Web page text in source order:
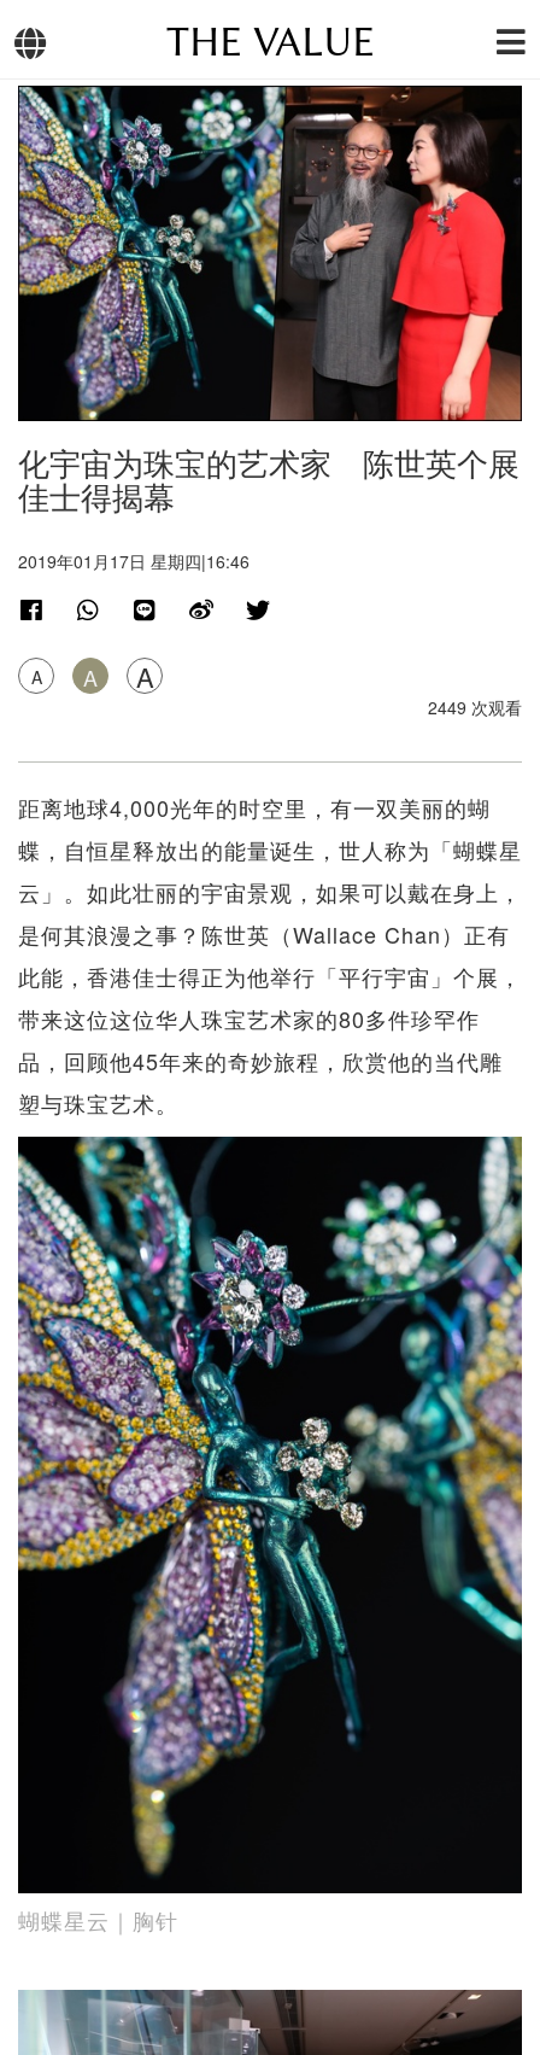
THE VALUE
化宇宙为珠宝的艺术家 陈世英个展
佳士得揭幕
2019年01月17日 星期四|16:46
A A A
2449 次观看
距离地球4,000光年的时空里，有一双美丽的蝴
蝶，自恒星释放出的能量诞生，世人称为「蝴蝶星
云」。如此壮丽的宇宙景观，如果可以戴在身上，
是何其浪漫之事？陈世英（Wallace Chan）正有
此能，香港佳士得正为他举行「平行宇宙」个展，
带来这位这位华人珠宝艺术家的80多件珍罕作
品，回顾他45年来的奇妙旅程，欣赏他的当代雕
塑与珠宝艺术。
蝴蝶星云｜胸针